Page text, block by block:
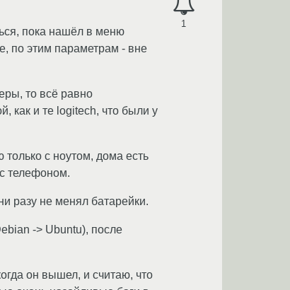
1
пока нашёл в меню
по этим параметрам - вне
то всё равно
как и те logitech, что были у
только с ноутом, дома есть
телефоном.
разу не менял батарейки.
-> Ubuntu), после
он вышел, и считаю, что